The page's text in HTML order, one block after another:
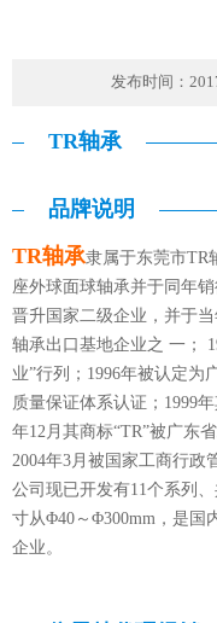
发布时间：
TR轴承
品牌说明
TR轴承隶属于东莞市TR
座外球面球轴承并于同年
晋升国家二级企业，并于
轴承出口基地企业之 一；
业”行列；1996年被认定为
质量保证体系认证；1999
年12月其商标“TR”被广东
2004年3月被国家工商行政
公司现已开发有11个系列
寸从Φ40～Φ300mm，是国
企业。